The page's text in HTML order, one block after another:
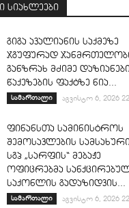
გიგა ავალიანის საქმეზე
ჯგუფურად
განზრახ მძიმე
წაქეზების ფაქტზე ნია...
სამართალი აგვისტო 6, 2026
ფინანსთა სამინისტროს
შემოსავლების
სგპ „სარფის“ მებაჟე
ოფიცრებმა
საქონლის გადაზიდვის...
სამართალი აგვისტო 6, 2026